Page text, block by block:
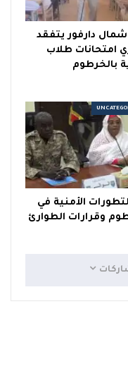
شمال دارفور يتفقد
امتحانات طلاب
بالخرطوم
الأمنية في
وقرارات الطوارئ